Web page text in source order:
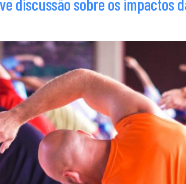
discussão sobre os impactos